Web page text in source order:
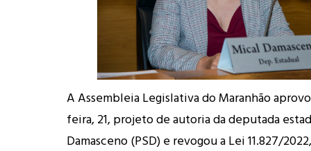
A Assembleia Legislativa do Maranhão
feira, 21, projeto de autoria da deputada
Damasceno (PSD) e revogou a Lei 11.827/